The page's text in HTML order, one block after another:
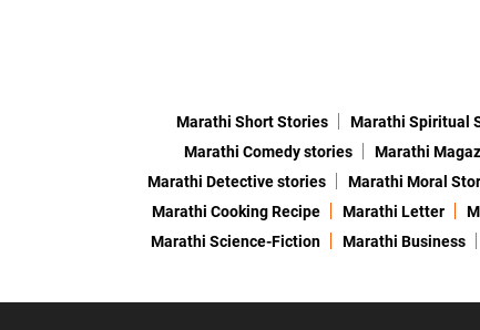
Marathi Short Stories Marathi Spiritual
Marathi Comedy stories
Marathi
Marathi Detective stories
Marathi Moral
Marathi Cooking Recipe
Marathi Letter
Marathi Science-Fiction
Marathi Business